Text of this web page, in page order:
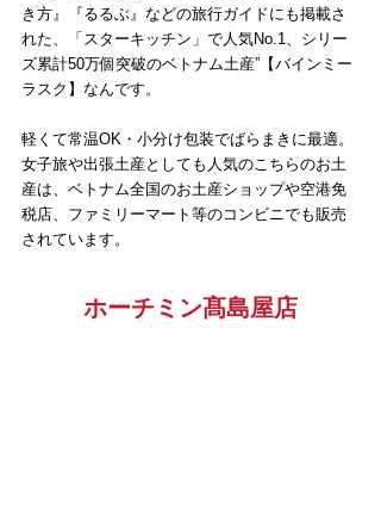
き方』『るるぶ』などの旅行ガイドにも掲載さ
れた、「スターキッチン」で人気No.1、シリー
ズ累計50万個突破のベトナム土産”【バインミー
ラスク】なんです。
軽くて常温OK・小分け包装でばらまきに最適。
女子旅や出張土産としても人気のこちらのお土
産は、ベトナム全国のお土産ショップや空港免
税店、ファミリーマート等のコンビニでも販売
されています。
ホーチミン髙島屋店